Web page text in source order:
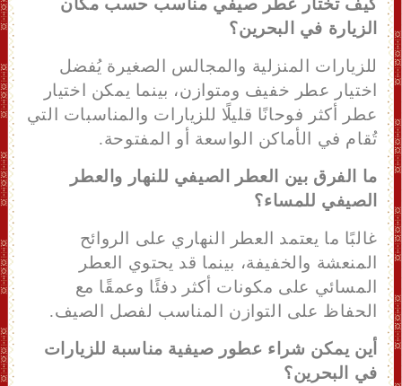
كيف تختار عطر صيفي مناسب حسب مكان
الزيارة في البحرين؟
للزيارات المنزلية والمجالس الصغيرة يُفضل
اختيار عطر خفيف ومتوازن، بينما يمكن اختيار
عطر أكثر فوحانًا قليلًا للزيارات والمناسبات التي
تُقام في الأماكن الواسعة أو المفتوحة.
ما الفرق بين العطر الصيفي للنهار والعطر
الصيفي للمساء؟
غالبًا ما يعتمد العطر النهاري على الروائح
المنعشة والخفيفة، بينما قد يحتوي العطر
المسائي على مكونات أكثر دفئًا وعمقًا مع
الحفاظ على التوازن المناسب لفصل الصيف.
أين يمكن شراء عطور صيفية مناسبة للزيارات
في البحرين؟